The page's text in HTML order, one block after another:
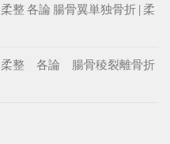
柔整 各論 腸骨翼単独骨折 | 柔
柔整 各論 腸骨稜裂離骨折